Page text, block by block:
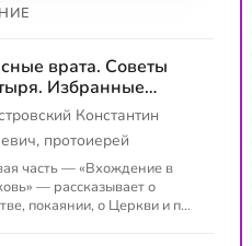
врата. Советы
Избранные
Константин
протоиерей
часть — «Вхождение в
— рассказывает о
покаянии, о Церкви и пр.;